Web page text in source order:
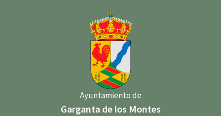
Ayuntamiento de
Garganta de los Montes